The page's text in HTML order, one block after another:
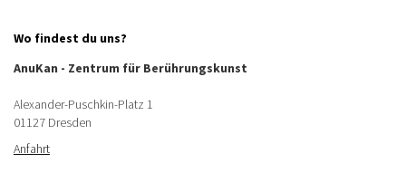
Wo findest du uns?
AnuKan - Zentrum für Berührungskunst
Alexander-Puschkin-Platz 1
01127 Dresden
Anfahrt